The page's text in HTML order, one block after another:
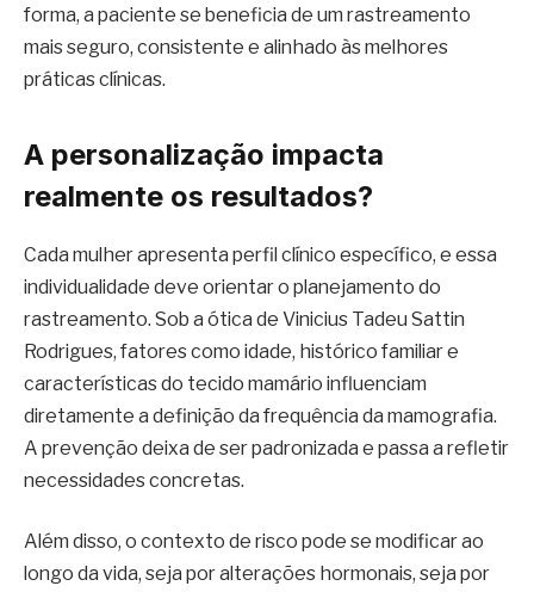
forma, a paciente se beneficia de um rastreamento
mais seguro, consistente e alinhado às melhores
práticas clínicas.
A personalização impacta
realmente os resultados?
Cada mulher apresenta perfil clínico específico, e essa
individualidade deve orientar o planejamento do
rastreamento. Sob a ótica de Vinicius Tadeu Sattin
Rodrigues, fatores como idade, histórico familiar e
características do tecido mamário influenciam
diretamente a definição da frequência da mamografia.
A prevenção deixa de ser padronizada e passa a refletir
necessidades concretas.
Além disso, o contexto de risco pode se modificar ao
longo da vida, seja por alterações hormonais, seja por